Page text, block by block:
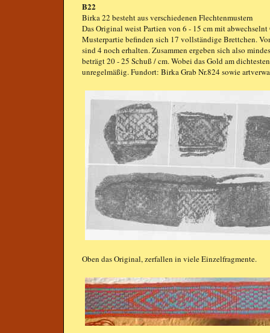
B22
Birka 22 besteht aus verschiedenen Flechtenmustern
Das Original weist Partien von 6 - 15 cm mit
Musterpartie befinden sich 17 vollständige Brettchen.
sind 4 noch erhalten. Zusammen ergeben sich also
beträgt 20 - 25 Schuß / cm. Wobei das Gold am
unregelmäßig. Fundort: Birka Grab Nr.824 sowie
Oben das Original, zerfallen in viele Einzelfragmente.